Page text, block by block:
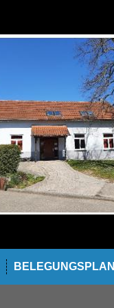
BELEGUNGSPLAN